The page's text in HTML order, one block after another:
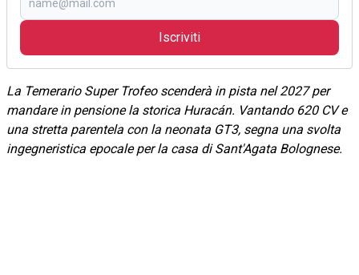
Iscriviti
La Temerario Super Trofeo scenderà in pista nel 2027 per
mandare in pensione la storica Huracán. Vantando 620 CV e
una stretta parentela con la neonata GT3, segna una svolta
ingegneristica epocale per la casa di Sant'Agata Bolognese.